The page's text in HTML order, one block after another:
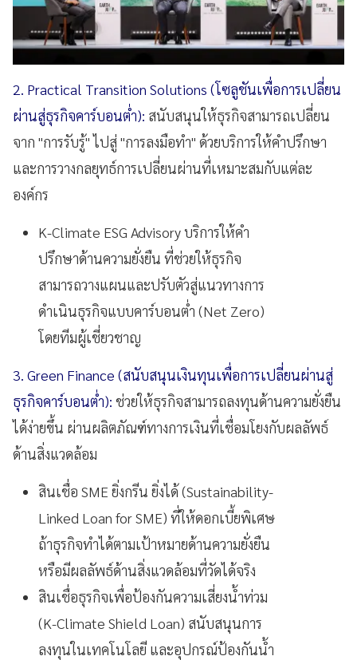
2. Practical Transition Solutions (โซลูชันเพื่อการเปลี่ยน
ผ่านสู่ธุรกิจคาร์บอนต่ำ): สนับสนุนให้ธุรกิจสามารถเปลี่ยน
จาก "การรับรู้" ไปสู่ "การลงมือทำ" ด้วยบริการให้คำปรึกษา
และการวางกลยุทธ์การเปลี่ยนผ่านที่เหมาะสมกับแต่ละ
องค์กร
K-Climate ESG Advisory บริการให้คำ
ปรึกษาด้านความยั่งยืน ที่ช่วยให้ธุรกิจ
สามารถวางแผนและปรับตัวสู่แนวทางการ
ดำเนินธุรกิจแบบคาร์บอนต่ำ (Net Zero)
โดยทีมผู้เชี่ยวชาญ
3. Green Finance (สนับสนุนเงินทุนเพื่อการเปลี่ยนผ่านสู่
ธุรกิจคาร์บอนต่ำ): ช่วยให้ธุรกิจสามารถลงทุนด้านความยั่งยืน
ได้ง่ายขึ้น ผ่านผลิตภัณฑ์ทางการเงินที่เชื่อมโยงกับผลลัพธ์
ด้านสิ่งแวดล้อม
สินเชื่อ SME ยิ่งกรีน ยิ่งได้ (Sustainability-
Linked Loan for SME) ที่ให้ดอกเบี้ยพิเศษ
ถ้าธุรกิจทำได้ตามเป้าหมายด้านความยั่งยืน
หรือมีผลลัพธ์ด้านสิ่งแวดล้อมที่วัดได้จริง
สินเชื่อธุรกิจเพื่อป้องกันความเสี่ยงน้ำท่วม
(K-Climate Shield Loan) สนับสนุนการ
ลงทุนในเทคโนโลยี และอุปกรณ์ป้องกันน้ำ